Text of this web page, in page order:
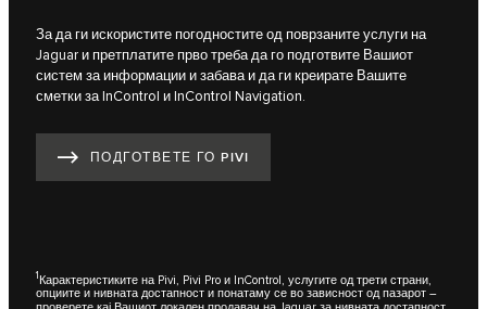
За да ги искористите погодностите од поврзаните услуги на
Jaguar и претплатите прво треба да го подготвите Вашиот
систем за информации и забава и да ги креирате Вашите
сметки за InControl и InControl Navigation.
ПОДГОТВЕТЕ ГО PIVI
1 Карактеристиките на Pivi, Pivi Pro и InControl, услугите од трети страни,
опциите и нивната достапност и понатаму се во зависност од пазарот –